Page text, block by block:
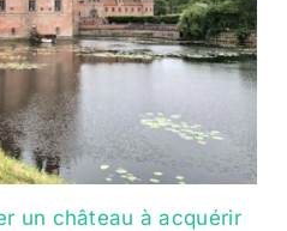
un château à acquérir